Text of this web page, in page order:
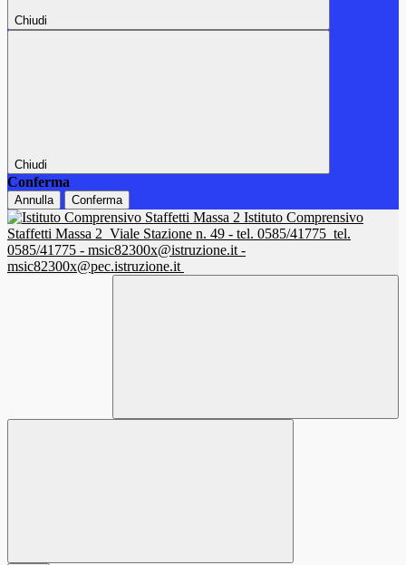
Chiudi
Chiudi
Conferma
Annulla Conferma
Istituto Comprensivo
Staffetti Massa 2 Viale Stazione n. 49 - tel. 0585/41775 tel.
0585/41775 - msic82300x@istruzione.it -
msic82300x@pec.istruzione.it